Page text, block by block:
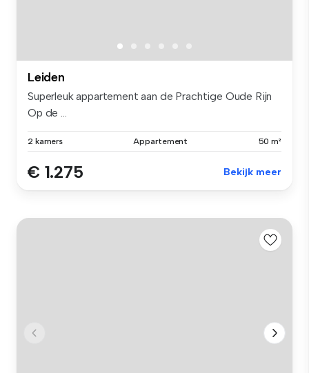
Leiden
Superleuk appartement aan de Prachtige Oude Rijn
Op de ...
2 kamers Appartement 50 m²
€ 1.275 Bekijk meer